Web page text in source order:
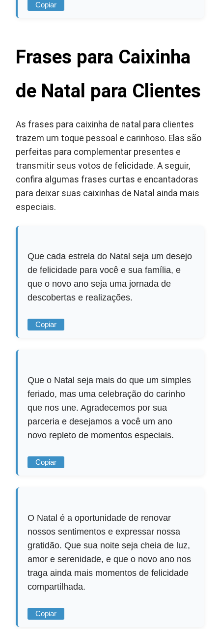
Copiar
Frases para Caixinha
de Natal para Clientes
As frases para caixinha de natal para clientes
trazem um toque pessoal e carinhoso. Elas são
perfeitas para complementar presentes e
transmitir seus votos de felicidade. A seguir,
confira algumas frases curtas e encantadoras
para deixar suas caixinhas de Natal ainda mais
especiais.
Que cada estrela do Natal seja um desejo
de felicidade para você e sua família, e
que o novo ano seja uma jornada de
descobertas e realizações.
Copiar
Que o Natal seja mais do que um simples
feriado, mas uma celebração do carinho
que nos une. Agradecemos por sua
parceria e desejamos a você um ano
novo repleto de momentos especiais.
Copiar
O Natal é a oportunidade de renovar
nossos sentimentos e expressar nossa
gratidão. Que sua noite seja cheia de luz,
amor e serenidade, e que o novo ano nos
traga ainda mais momentos de felicidade
compartilhada.
Copiar